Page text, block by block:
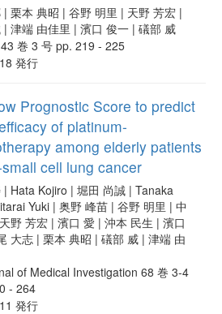
| 栗本 典昭 | 谷野 明里 | 天野 芳宏 |
| 津端 由佳里 | 濱口 俊一 | 礒部 威
巻 3 号 pp. 219 - 225
発行
Prognostic Score to predict
of platinum-
among elderly patients
cell lung cancer
| Hata Kojiro | 堀田 尚誠 | Tanaka
Yuki | 奥野 峰苗 | 谷野 明里 | 中
野 芳宏 | 濱口 愛 | 沖本 民生 | 濱口
大志 | 栗本 典昭 | 礒部 威 | 津端 由
of Medical Investigation 68 巻 3-4
- 264
発行